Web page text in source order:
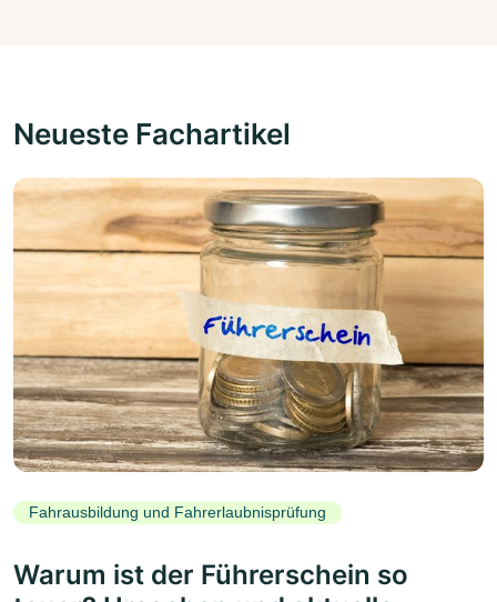
Neueste Fachartikel
Fahrausbildung und Fahrerlaubnisprüfung
Warum ist der Führerschein so